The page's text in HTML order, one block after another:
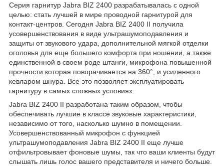
Серия гарнитур Jabra BIZ 2400 разрабатывалась с одной
целью: стать лучшей в мире проводной гарнитурой для
контакт-центров. Сегодня Jabra BIZ 2400 II получила
усовершенствования в виде ультрашумоподавления и
защиты от звукового удара, дополнительной мягкой отделки
оголовья для еще большего комфорта при ношении, а также
единственной в своем роде штанги, микрофона повышенной
прочности которая поворачивается на 360°, и усиленного
кевларом шнура. Все это позволяет эксплуатировать
гарнитуру в самых сложных условиях.
Jabra BIZ 2400 II разработана таким образом, чтобы
обеспечивать лучшие в классе звуковые характеристики,
независимо от того, насколько шумно в помещении.
Усовершенствованный микрофон с функцией
ультрашумоподавления Jabra BIZ 2400 II еще лучше
отфильтровывает фоновые шумы, так что ваши клиенты будут
слышать лишь голос вашего представителя и ничего больше.